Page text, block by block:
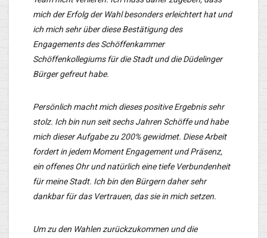
mich der Erfolg der Wahl besonders erleichtert hat und
ich mich sehr über diese Bestätigung des
Engagements des Schöffenkammer
Schöffenkollegiums für die Stadt und die Düdelinger
Bürger gefreut habe.
Persönlich macht mich dieses positive Ergebnis sehr
stolz. Ich bin nun seit sechs Jahren Schöffe und habe
mich dieser Aufgabe zu 200% gewidmet. Diese Arbeit
fordert in jedem Moment Engagement und Präsenz,
ein offenes Ohr und natürlich eine tiefe Verbundenheit
für meine Stadt. Ich bin den Bürgern daher sehr
dankbar für das Vertrauen, das sie in mich setzen.
Um zu den Wahlen zurückzukommen und die